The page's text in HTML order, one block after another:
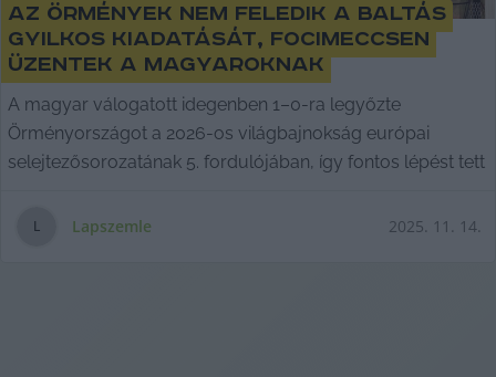
Az örmények nem feledik a baltás
gyilkos kiadatását, focimeccsen
üzentek a magyaroknak
A magyar válogatott idegenben 1–0-ra legyőzte
Örményországot a 2026-os világbajnokság európai
selejtezősorozatának 5. fordulójában, így fontos lépést tett
L Lapszemle 2025. 11. 14.